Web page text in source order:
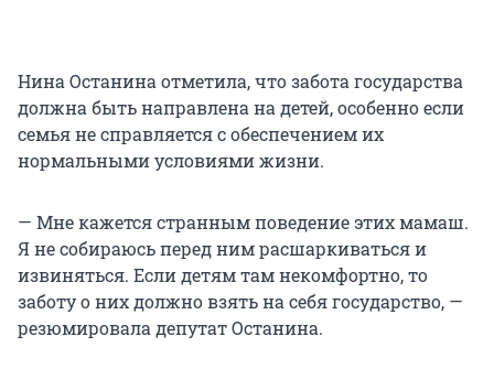
Нина Останина отметила, что забота государства
должна быть направлена на детей, особенно если
семья не справляется с обеспечением их
нормальными условиями жизни.
— Мне кажется странным поведение этих мамаш.
Я не собираюсь перед ним расшаркиваться и
извиняться. Если детям там некомфортно, то
заботу о них должно взять на себя государство, —
резюмировала депутат Останина.